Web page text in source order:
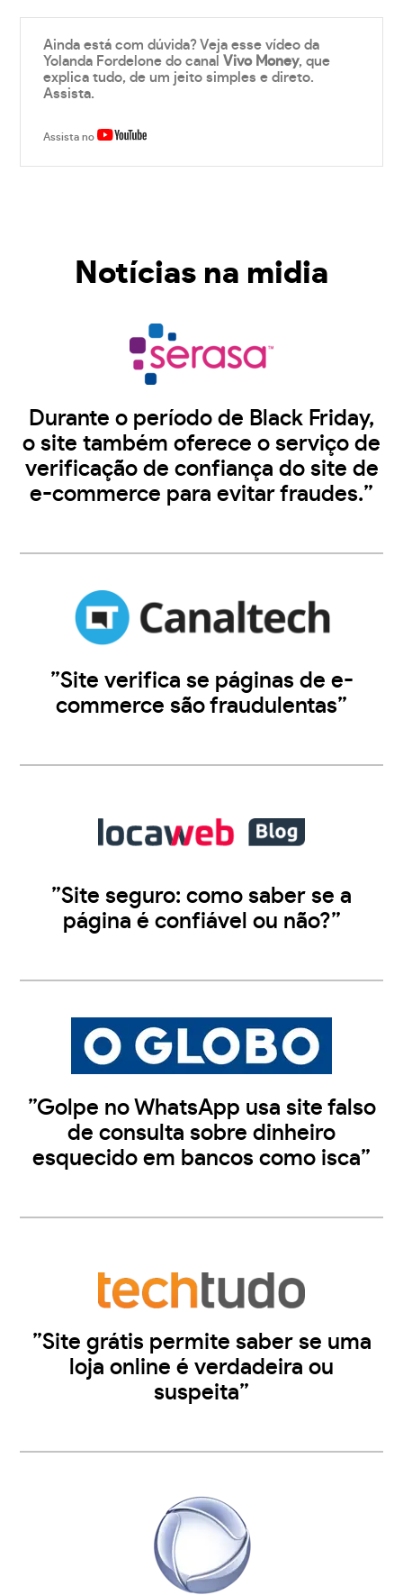
Ainda está com dúvida? Veja esse vídeo da
Yolanda Fordelone do canalVivo Money, que
explica tudo, de um jeito simples e direto.
Assista.
Assista no
Notícias na midia
Durante o período de Black Friday,
o site também oferece o serviço de
verificação de confiança do site de
e-commerce para evitar fraudes.”
”Site verifica se páginas de e-
commerce são fraudulentas”
”Site seguro: como saber se a
página é confiável ou não?”
”Golpe no WhatsApp usa site falso
de consulta sobre dinheiro
esquecido em bancos como isca”
”Site grátis permite saber se uma
loja online é verdadeira ou
suspeita”